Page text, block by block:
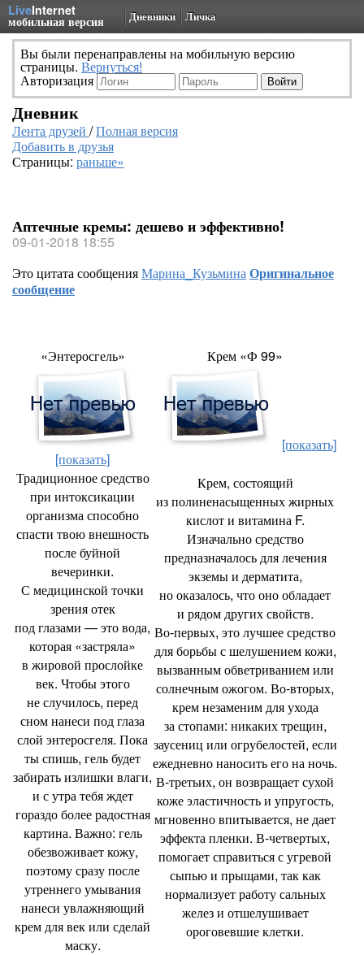
LiveInternet
мобильная версия Дневники Личка
Вы были перенаправлены на мобильную версию
страницы. Вернуться!
Авторизация
Дневник
Лента друзей /Полная версия
Добавить в друзья
Страницы: раньше»
Аптечные кремы: дешево и эффективно!
09-01-2018 18:55
Это цитата сообщенияМарина_КузьминаОригинальное
сообщение
«Энтеросгель»
[показать]
Традиционное средство
при интоксикации
организма способно
спасти твою внешность
после буйной
вечеринки.
С медицинской точки
зрения отек
под глазами — это вода,
которая «застряла»
в жировой прослойке
век. Чтобы этого
не случилось, перед
сном нанеси под глаза
слой энтеросгеля. Пока
ты спишь, гель будет
забирать излишки влаги,
и с утра тебя ждет
гораздо более радостная
картина. Важно: гель
обезвоживает кожу,
поэтому сразу после
утреннего умывания
нанеси увлажняющий
крем для век или сделай
маску.
Крем «Ф 99»
[показать]
Крем, состоящий
из полиненасыщенных жирных
кислот и витамина F.
Изначально средство
предназначалось для лечения
экземы и дерматита,
но оказалось, что оно обладает
и рядом других свойств.
Во‑первых, это лучшее средство
для борьбы с шелушением кожи,
вызванным обветриванием или
солнечным ожогом. Во‑вторых,
крем незаменим для ухода
за стопами: никаких трещин,
заусениц или огрубелостей, если
ежедневно наносить его на ночь.
В-третьих, он возвращает сухой
коже эластичность и упругость,
мгновенно впитывается, не дает
эффекта пленки. В-четвертых,
помогает справиться с угревой
сыпью и прыщами, так как
нормализует работу сальных
желез и отшелушивает
ороговевшие клетки.